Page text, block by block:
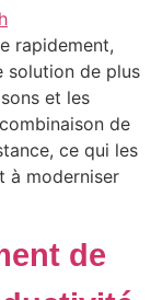
rapidement,
solution de plus
et les
de
ce qui les
à moderniser
de